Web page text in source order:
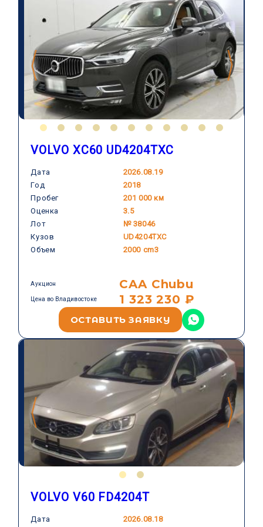
VOLVO XC60 UD4204TXC
Дата
2026.08.19
Год
2018
Пробег
201 000 км
Оценка
3.5
Лот
№ 38046
Кузов
UD4204TXC
Объем
2000 cm3
VOLVO
CAA Chubu
Аукцион
1 323 230 ₽
Цена во Владивостоке
ОСТАВИТЬ ЗАЯВКУ
VOLVO V60 FD4204T
Дата
2026.08.18